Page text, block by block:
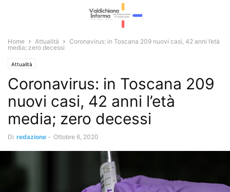
Home Attualità
Coronavirus: in Toscana 209 nuovi casi, 42 anni l’età
media; zero decessi
Attualità
Coronavirus: in Toscana 209
nuovi casi, 42 anni l’età
media; zero decessi
Di redazione - Ottobre 6, 2020